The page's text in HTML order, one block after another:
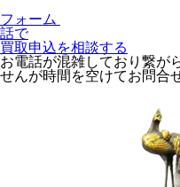
フォーム
話で
買取申込を相談する
お電話が混雑しており繋が
せんが時間を空けてお問合